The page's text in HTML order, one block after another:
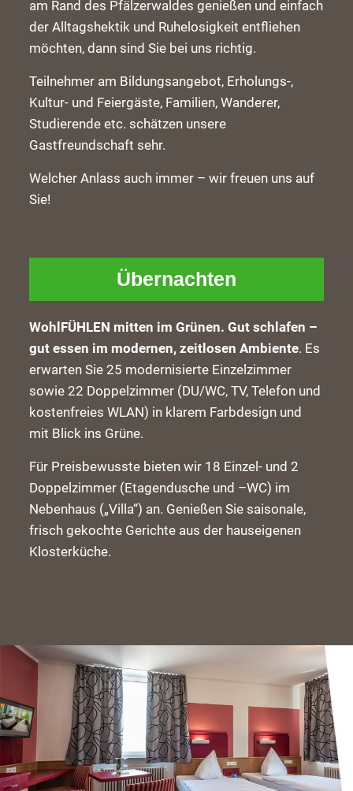
am Rand des Pfälzerwaldes genießen und einfach
der Alltagshektik und Ruhelosigkeit entfliehen
möchten, dann sind Sie bei uns richtig.
Teilnehmer am Bildungsangebot, Erholungs-,
Kultur- und Feiergäste, Familien, Wanderer,
Studierende etc. schätzen unsere
Gastfreundschaft sehr.
Welcher Anlass auch immer – wir freuen uns auf
Sie!
Übernachten
WohlFÜHLEN mitten im Grünen. Gut schlafen –
gut essen im modernen, zeitlosen Ambiente. Es
erwarten Sie 25 modernisierte Einzelzimmer
sowie 22 Doppelzimmer (DU/WC, TV, Telefon und
kostenfreies WLAN) in klarem Farbdesign und
mit Blick ins Grüne.
Für Preisbewusste bieten wir 18 Einzel- und 2
Doppelzimmer (Etagendusche und –WC) im
Nebenhaus („Villa“) an. Genießen Sie saisonale,
frisch gekochte Gerichte aus der hauseigenen
Klosterküche.